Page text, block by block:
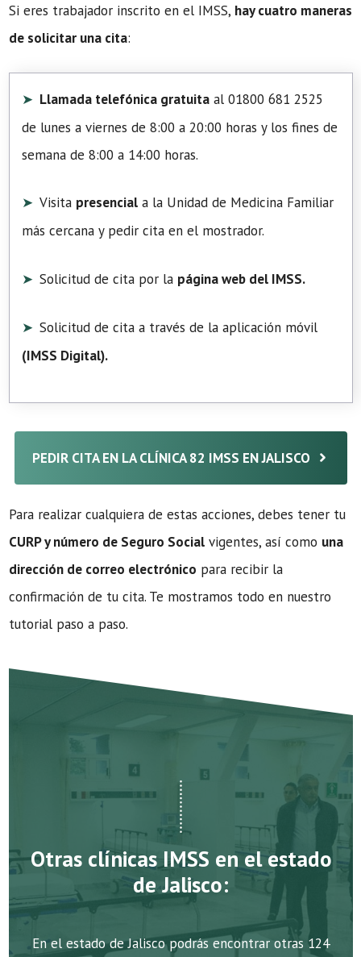
Si eres trabajador inscrito en el IMSS, hay cuatro maneras
de solicitar una cita:
Llamada telefónica gratuita al 01800 681 2525
de lunes a viernes de 8:00 a 20:00 horas y los fines de
semana de 8:00 a 14:00 horas.
Visita presencial a la Unidad de Medicina Familiar
más cercana y pedir cita en el mostrador.
Solicitud de cita por la página web del IMSS.
Solicitud de cita a través de la aplicación móvil
(IMSS Digital).
PEDIR CITA EN LA CLÍNICA 82 IMSS EN JALISCO
Para realizar cualquiera de estas acciones, debes tener tu
CURP y número de Seguro Social vigentes, así como una
dirección de correo electrónico para recibir la
confirmación de tu cita. Te mostramos todo en nuestro
tutorial paso a paso.
Otras clínicas IMSS en el estado
de Jalisco:
En el estado de Jalisco podrás encontrar otras 124